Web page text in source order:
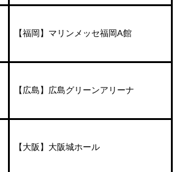
【福岡】マリンメッセ福岡A館
【広島】広島グリーンアリーナ
【大阪】大阪城ホール